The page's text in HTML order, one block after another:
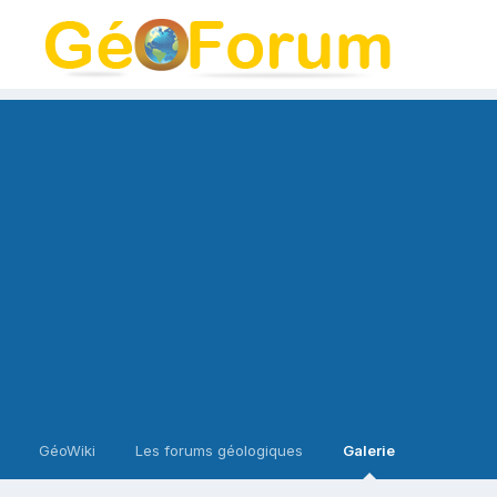
GéoWiki Les forums géologiques Galerie